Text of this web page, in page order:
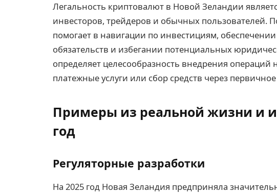
Легальность криптовалют в Новой Зеландии
инвесторов, трейдеров и обычных пользователей.
помогает в навигации по инвестициям,
обязательств и избегании потенциальных
определяет целесообразность внедрения операций
платежные услуги или сбор средств через
Примеры из реальной жизни и
год
Регуляторные разработки
На 2025 год Новая Зеландия предприняла